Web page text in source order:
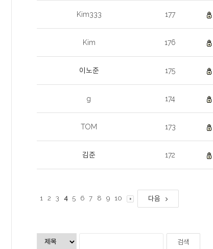
Kim333 177
Kim 176
이노준 175
g 174
TOM 173
김준 172
1 2 3 4 5 6 7 8 9 10 다음